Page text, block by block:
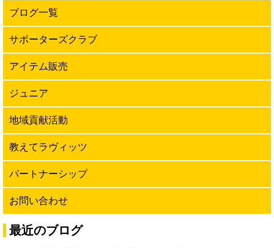
ブログ一覧
サポーターズクラブ
アイテム販売
ジュニア
地域貢献活動
教えてラヴィッツ
パートナーシップ
お問い合わせ
最近のブログ